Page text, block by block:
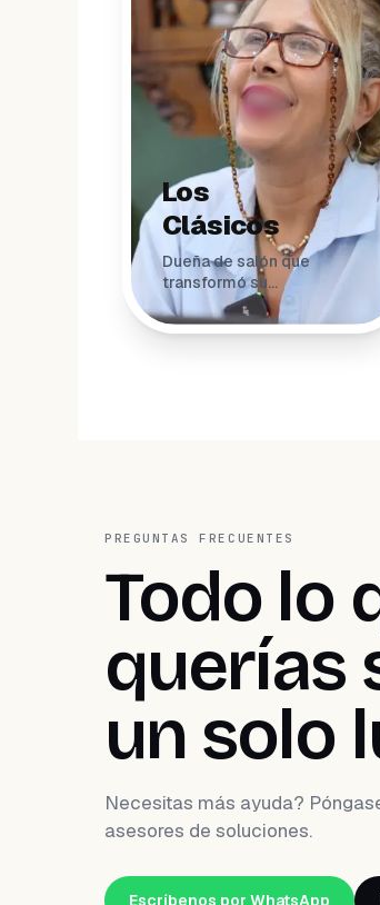
Los
Clásicos
Dueña de salón que
transformó su
operación manual a
digital con WeiBook.
PREGUNTAS FRECUENTES
Todo lo
querías
un solo
Necesitas más ayuda?
asesores de soluciones.
Escríbenos por WhatsApp